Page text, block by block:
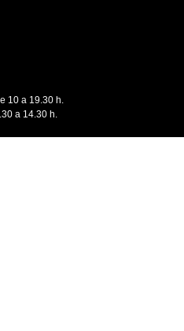
10 a 19.30 h.
a 14.30 h.